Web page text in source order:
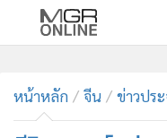
• ทันเหตุการณ์
• ภาคใต้
หน้าหลัก จีน ข่าวปร